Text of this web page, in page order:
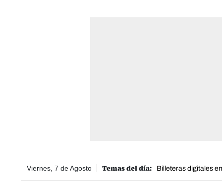
Viernes, 7 de Agosto Billeteras digitales